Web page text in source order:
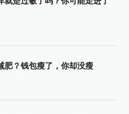
肥？钱包瘦了，你却没瘦